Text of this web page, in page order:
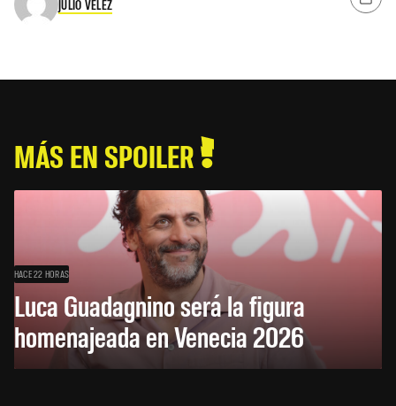
JULIO VÉLEZ
MÁS EN SPOILER
HACE 22 HORAS
Luca Guadagnino será la figura
homenajeada en Venecia 2026